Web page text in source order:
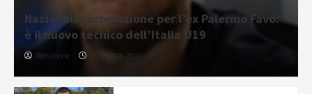
Nazionale, promozione per l’ex Palermo Favo:
è il nuovo tecnico dell’Italia U19
Redazione 07/08/2026 20:12